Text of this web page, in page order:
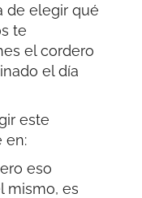
de elegir qué
te
el cordero
el día
este
en:
eso
mismo, es